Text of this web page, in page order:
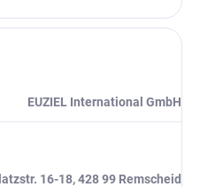
EUZIEL International GmbH
16-18, 428 99 Remscheid